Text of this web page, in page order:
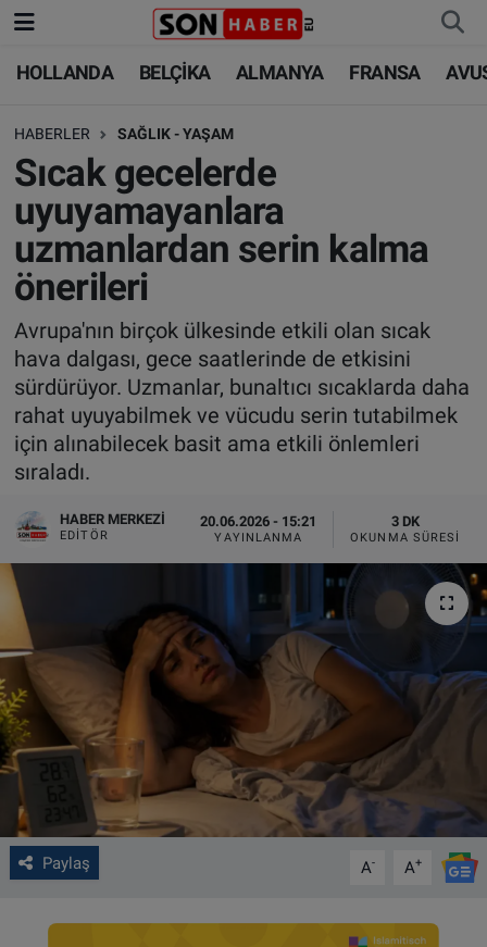
HOLLANDA BELÇİKA ALMANYA FRANSA
HABERLER SAĞLIK - YAŞAM
Sıcak gecelerde
uyuyamayanlara
uzmanlardan serin kalma
önerileri
Avrupa'nın birçok ülkesinde etkili olan sıcak
hava dalgası, gece saatlerinde de etkisini
sürdürüyor. Uzmanlar, bunaltıcı sıcaklarda daha
rahat uyuyabilmek ve vücudu serin tutabilmek
için alınabilecek basit ama etkili önlemleri
sıraladı.
HABER MERKEZI
EDITÖR
20.06.2026 - 15:21
YAYINLANMA
3 DK
OKUNMA SÜRESI
Paylaş A- A+
HOLLANDA
BELÇİKA
ALMANYA
FRANSA
AVUSTURYA
SAĞLIK - YAŞAM
BİLİM-TEKNOLOJİ
HOLLANDA
BELÇİKA
ALMANYA
TÜRKİYE
DÜNYA
BİLİM-TEKNOLOJİ
SAĞLIK
FOTO GALERİ
VIDEO GALERİ
CONTACT
Çerez Politikası
Nöbetçi Eczaneler
Hava Durumu
Trafik Durumu
Süper Lig Puan Durumu ve Fikstür
Tüm Manşetler
Son Dakika Haberleri
Haber Arşivi